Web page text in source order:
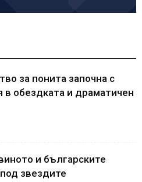
за понита започна с
в обездката и драматичен
и българските
звездите